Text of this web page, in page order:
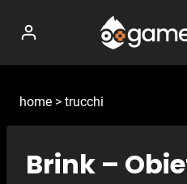
contenuto
home > trucchi
Brink –